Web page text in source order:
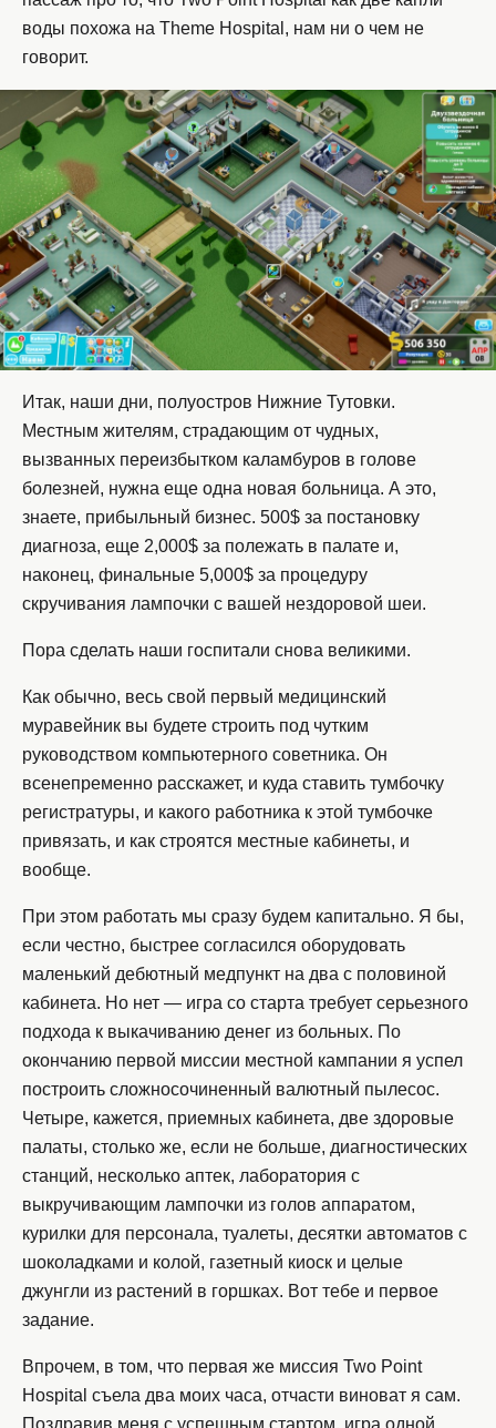
воды похожа на Theme Hospital, нам ни о чем не
говорит.
Итак, наши дни, полуостров Нижние Тутовки.
Местным жителям, страдающим от чудных,
вызванных переизбытком каламбуров в голове
болезней, нужна еще одна новая больница. А это,
знаете, прибыльный бизнес. 500$ за постановку
диагноза, еще 2,000$ за полежать в палате и,
наконец, финальные 5,000$ за процедуру
скручивания лампочки с вашей нездоровой шеи.
Пора сделать наши госпитали снова великими.
Как обычно, весь свой первый медицинский
муравейник вы будете строить под чутким
руководством компьютерного советника. Он
всенепременно расскажет, и куда ставить тумбочку
регистратуры, и какого работника к этой тумбочке
привязать, и как строятся местные кабинеты, и
вообще.
При этом работать мы сразу будем капитально. Я бы,
если честно, быстрее согласился оборудовать
маленький дебютный медпункт на два с половиной
кабинета. Но нет — игра со старта требует серьезного
подхода к выкачиванию денег из больных. По
окончанию первой миссии местной кампании я успел
построить сложносочиненный валютный пылесос.
Четыре, кажется, приемных кабинета, две здоровые
палаты, столько же, если не больше, диагностических
станций, несколько аптек, лаборатория с
выкручивающим лампочки из голов аппаратом,
курилки для персонала, туалеты, десятки автоматов с
шоколадками и колой, газетный киоск и целые
джунгли из растений в горшках. Вот тебе и первое
задание.
Впрочем, в том, что первая же миссия Two Point
Hospital съела два моих часа, отчасти виноват я сам.
Поздравив меня с успешным стартом, игра одной